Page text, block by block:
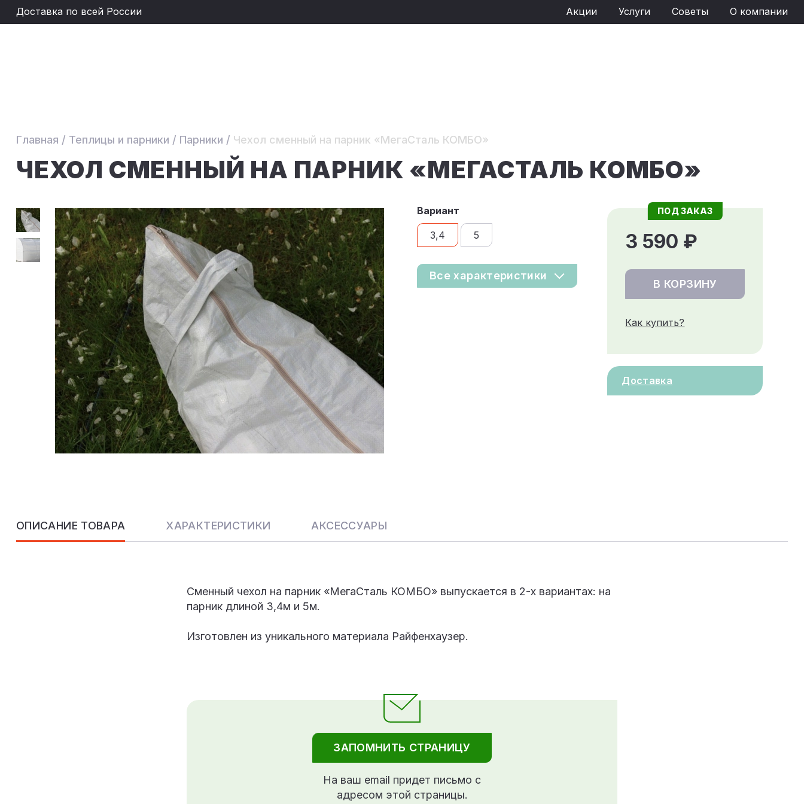
Доставка по всей России Акции Услуги Советы О компании
Главная / Теплицы и парники / Парники / Чехол сменный на парник «МегаСталь КОМБО»
ЧЕХОЛ СМЕННЫЙ НА ПАРНИК «МЕГАСТАЛЬ КОМБО»
Вариант
3,4 5
Все характеристики
ПОД ЗАКАЗ
3 590 ₽
В КОРЗИНУ
Как купить?
Доставка
ОПИСАНИЕ ТОВАРА ХАРАКТЕРИСТИКИ АКСЕССУАРЫ
Сменный чехол на парник «МегаСталь КОМБО» выпускается в 2-х вариантах: на
парник длиной 3,4м и 5м.
Изготовлен из уникального материала Райфенхаузер.
ЗАПОМНИТЬ СТРАНИЦУ
На ваш email придет письмо с
адресом этой страницы.